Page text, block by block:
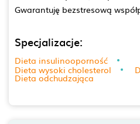
Gwarantuję bezstresową
Specjalizacje:
Dieta insulinooporność
Dieta wysoki cholesterol
Dieta odchudzająca